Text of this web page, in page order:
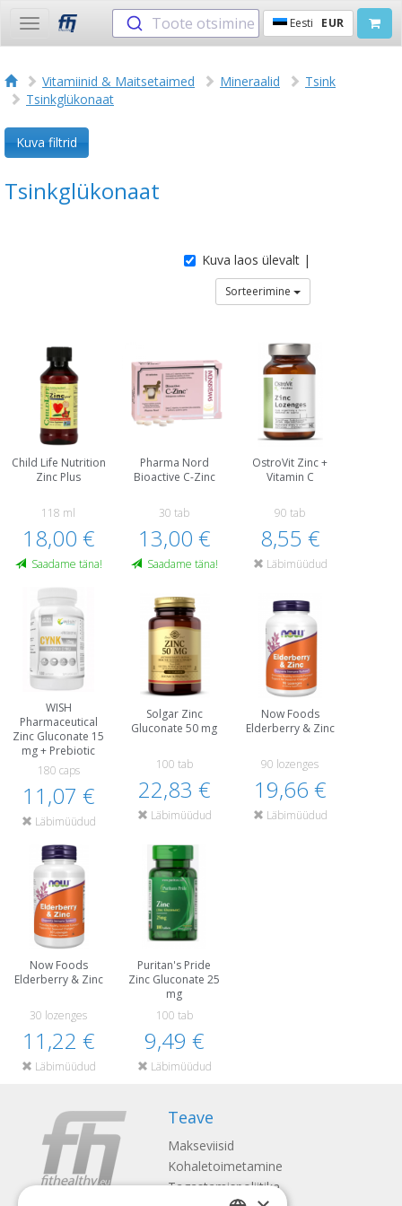
Toggle
navigation
Toote otsimine Eesti EUR
Vitamiinid & Maitsetaimed Mineraalid
Tsink
Tsinkglükonaat
Kuva filtrid
Tsinkglükonaat
Kuva laos ülevalt |
Sorteerimine
Child Life Nutrition
Zinc Plus
118 ml
18,00 €
Saadame täna!
Pharma Nord
Bioactive C-Zinc
30 tab
13,00 €
Saadame täna!
OstroVit Zinc +
Vitamin C
90 tab
8,55 €
Läbimüüdud
WISH
Pharmaceutical
Zinc Gluconate 15
mg + Prebiotic
180 caps
11,07 €
Läbimüüdud
Solgar Zinc
Gluconate 50 mg
100 tab
22,83 €
Läbimüüdud
Now Foods
Elderberry & Zinc
90 lozenges
19,66 €
Läbimüüdud
Now Foods
Elderberry & Zinc
30 lozenges
11,22 €
Läbimüüdud
Puritan's Pride
Zinc Gluconate 25
mg
100 tab
9,49 €
Läbimüüdud
Teave
Makseviisid
Kohaletoimetamine
Tagastamispoliitika